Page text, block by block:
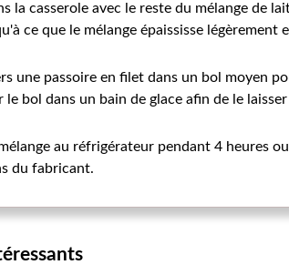
la casserole avec le reste du mélange de
ce que le mélange épaississe
une passoire en filet dans un bol moyen
le bol dans un bain de glace afin de le
au réfrigérateur pendant 4 heures
du fabricant.